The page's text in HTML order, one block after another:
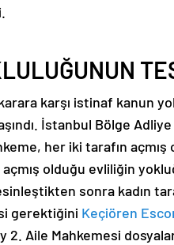
karara karşı istinaf kanun
İstanbul Bölge
her iki tarafın
açmış olduğu evliliğin
sonra kadın
gerektiğini Keçiören
2. Aile Mahkemesi